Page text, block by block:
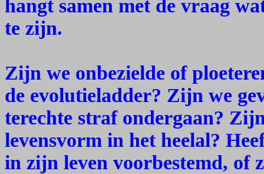
hangt samen met de vraag
te zijn.
Zijn we onbezielde of
de evolutieladder? Zijn we
terechte straf ondergaan?
levensvorm in het heelal?
in zijn leven voorbestemd, of